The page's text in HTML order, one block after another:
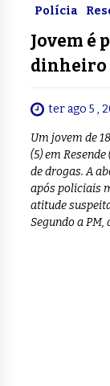
Polícia
Jovem é
dinheiro
ter ago 5 ,
Um jovem de
(5) em
de drogas. A
após policiais
atitude
Segundo a PM,